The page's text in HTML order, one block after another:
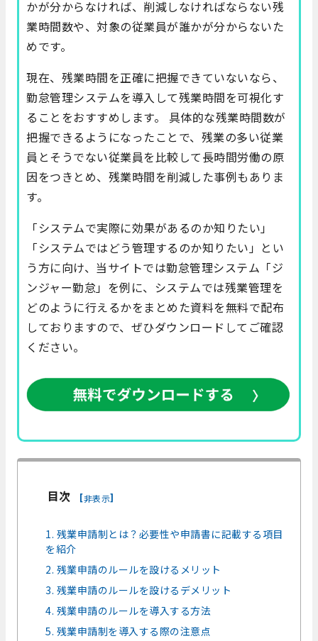
かが分からなければ、削減しなければならない残
業時間数や、対象の従業員が誰かが分からないた
めです。
現在、残業時間を正確に把握できていないなら、
勤怠管理システムを導入して残業時間を可視化す
ることをおすすめします。 具体的な残業時間数が
把握できるようになったことで、残業の多い従業
員とそうでない従業員を比較して長時間労働の原
因をつきとめ、残業時間を削減した事例もありま
す。
「システムで実際に効果があるのか知りたい」
「システムではどう管理するのか知りたい」とい
う方に向け、当サイトでは勤怠管理システム「ジ
ンジャー勤怠」を例に、システムでは残業管理を
どのように行えるかをまとめた資料を無料で配布
しておりますので、ぜひダウンロードしてご確認
ください。
目次 [非表示]
1. 残業申請制とは？必要性や申請書に記載する項目
を紹介
2. 残業申請のルールを設けるメリット
3. 残業申請のルールを設けるデメリット
4. 残業申請のルールを導入する方法
5. 残業申請制を導入する際の注意点